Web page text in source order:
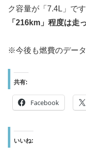
ク容量が「7.4L」です
「216km」程度は走
※今後も燃費のデー
共有:
Facebook
いいね: